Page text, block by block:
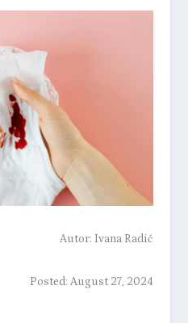
Autor: Ivana Radić
Posted: August 27, 2024